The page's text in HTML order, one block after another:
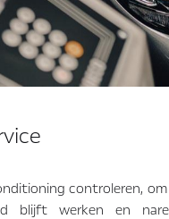
controleren,
blijft werken en nare